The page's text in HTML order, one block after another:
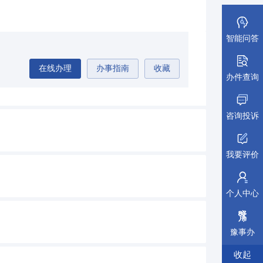
在线办理 办事指南 收藏
智能问答
办件查询
咨询投诉
我要评价
个人中心
豫事办
收起